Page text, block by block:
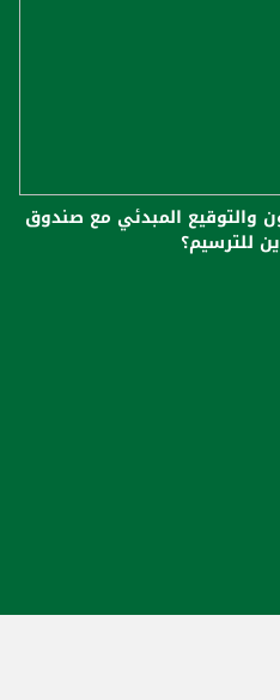
والتوقيع المبدئي مع صندوق
للترسيم؟